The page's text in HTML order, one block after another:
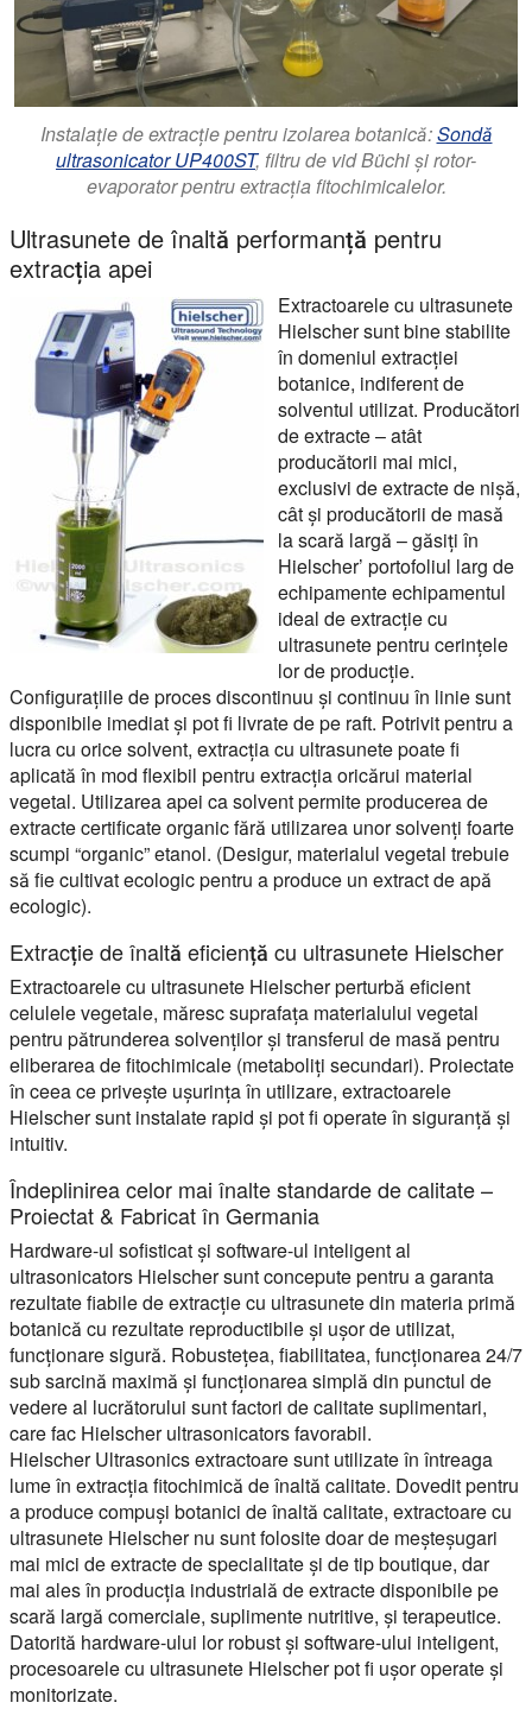
Instalație de extracție pentru izolarea botanică:Sondă
ultrasonicator UP400ST, filtru de vid Büchi și rotor-
evaporator pentru extracția fitochimicalelor.
Ultrasunete de înaltă performanță pentru
extracția apei
Extractoarele cu ultrasunete
Hielscher sunt bine stabilite
în domeniul extracției
botanice, indiferent de
solventul utilizat. Producători
de extracte – atât
producătorii mai mici,
exclusivi de extracte de nișă,
cât și producătorii de masă
la scară largă – găsiți în
Hielscher’ portofoliul larg de
echipamente echipamentul
ideal de extracție cu
ultrasunete pentru cerințele
lor de producție.
Configurațiile de proces discontinuu și continuu în linie sunt
disponibile imediat și pot fi livrate de pe raft. Potrivit pentru a
lucra cu orice solvent, extracția cu ultrasunete poate fi
aplicată în mod flexibil pentru extracția oricărui material
vegetal. Utilizarea apei ca solvent permite producerea de
extracte certificate organic fără utilizarea unor solvenți foarte
scumpi “organic” etanol. (Desigur, materialul vegetal trebuie
să fie cultivat ecologic pentru a produce un extract de apă
ecologic).
Extracție de înaltă eficiență cu ultrasunete Hielscher
Extractoarele cu ultrasunete Hielscher perturbă eficient
celulele vegetale, măresc suprafața materialului vegetal
pentru pătrunderea solvenților și transferul de masă pentru
eliberarea de fitochimicale (metaboliți secundari). Proiectate
în ceea ce privește ușurința în utilizare, extractoarele
Hielscher sunt instalate rapid și pot fi operate în siguranță și
intuitiv.
Îndeplinirea celor mai înalte standarde de calitate –
Proiectat & Fabricat în Germania
Hardware-ul sofisticat și software-ul inteligent al
ultrasonicators Hielscher sunt concepute pentru a garanta
rezultate fiabile de extracție cu ultrasunete din materia primă
botanică cu rezultate reproductibile și ușor de utilizat,
funcționare sigură. Robustețea, fiabilitatea, funcționarea 24/7
sub sarcină maximă și funcționarea simplă din punctul de
vedere al lucrătorului sunt factori de calitate suplimentari,
care fac Hielscher ultrasonicators favorabil.
Hielscher Ultrasonics extractoare sunt utilizate în întreaga
lume în extracția fitochimică de înaltă calitate. Dovedit pentru
a produce compuși botanici de înaltă calitate, extractoare cu
ultrasunete Hielscher nu sunt folosite doar de meșteșugari
mai mici de extracte de specialitate și de tip boutique, dar
mai ales în producția industrială de extracte disponibile pe
scară largă comerciale, suplimente nutritive, și terapeutice.
Datorită hardware-ului lor robust și software-ului inteligent,
procesoarele cu ultrasunete Hielscher pot fi ușor operate și
monitorizate.